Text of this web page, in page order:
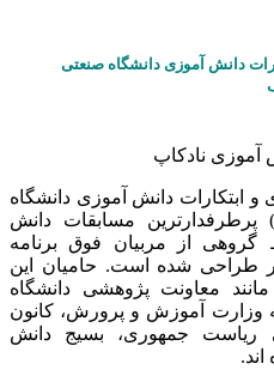
دانش آموزی دانشگاه صنعتی
آموزی نادکاپ
ابتکارات دانش آموزی دانشگاه
مسابقات دانش
از مربیان فوق برنامه
طراحی شده است. حامیان این
معاونت پژوهشی دانشگاه
آموزش و پرورش، کانون
جمهوری، بسیج دانش